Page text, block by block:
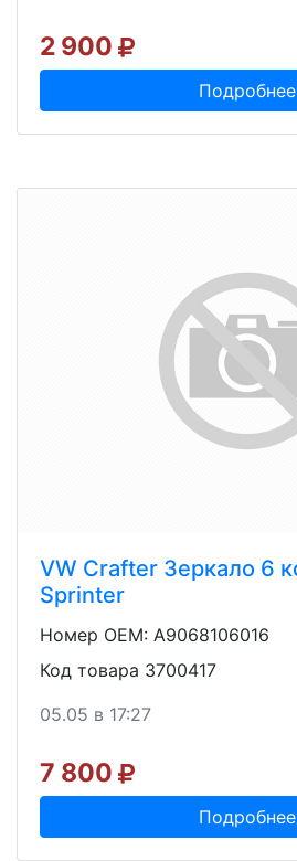
2 900
Подробнее
VW Crafter Зеркало 6
Sprinter
Номер OEM: A9068106016
Код товара 3700417
05.05 в 17:27
7 800
Подробнее